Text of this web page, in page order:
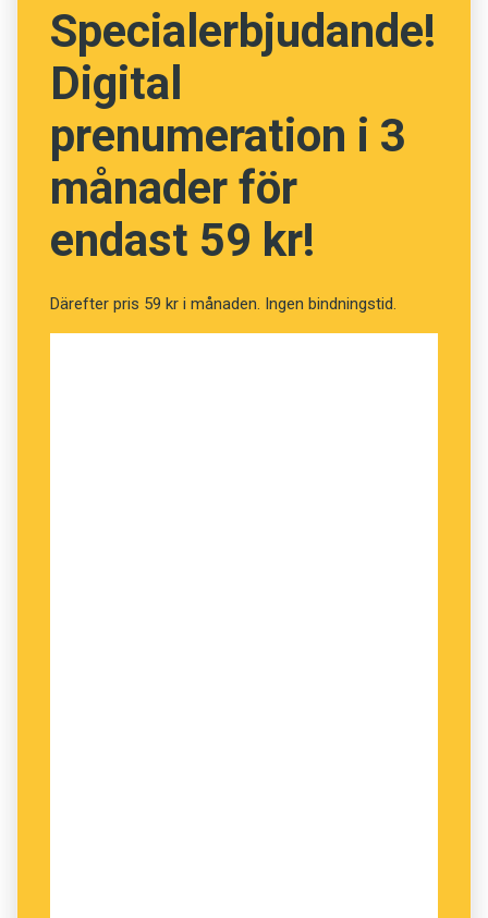
Somaliska
Finska
NÄSTA FRÅGA
Specialerbjudande!
Digital
prenumeration i 3
månader för
endast 59 kr!
Därefter pris 59 kr i månaden. Ingen bindningstid.